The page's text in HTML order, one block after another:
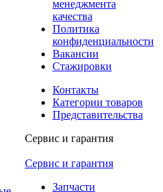
менеджмента
качества
Политика
конфиденциальности
Вакансии
Стажировки
Контакты
Категории товаров
Представительства
Сервис и гарантия
Сервис и гарантия
Запчасти